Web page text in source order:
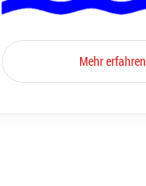
Mehr erfahren